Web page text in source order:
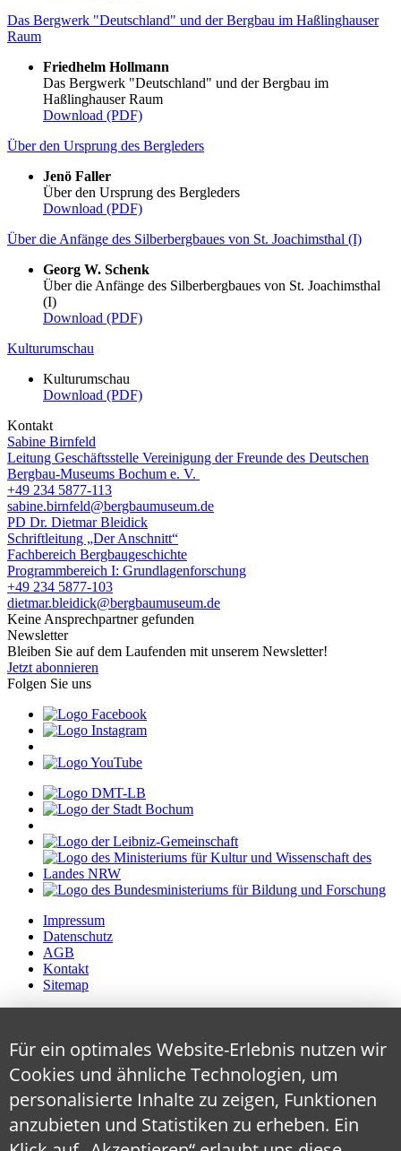
Das Bergwerk "Deutschland" und der Bergbau im Haßlinghauser
Raum
Friedhelm Hollmann
Das Bergwerk "Deutschland" und der Bergbau im
Haßlinghauser Raum
Download (PDF)
Über den Ursprung des Bergleders
Jenö Faller
Über den Ursprung des Bergleders
Download (PDF)
Über die Anfänge des Silberbergbaues von St. Joachimsthal (I)
Georg W. Schenk
Über die Anfänge des Silberbergbaues von St. Joachimsthal
(I)
Download (PDF)
Kulturumschau
Kulturumschau
Download (PDF)
Kontakt
Sabine Birnfeld
Leitung Geschäftsstelle Vereinigung der Freunde des Deutschen
Bergbau-Museums Bochum e. V.
+49 234 5877-113
sabine.birnfeld@bergbaumuseum.de
PD Dr. Dietmar Bleidick
Schriftleitung „Der Anschnitt“
Fachbereich Bergbaugeschichte
Programmbereich I: Grundlagenforschung
+49 234 5877-103
dietmar.bleidick@bergbaumuseum.de
Keine Ansprechpartner gefunden
Newsletter
Bleiben Sie auf dem Laufenden mit unserem Newsletter!
Jetzt abonnieren
Folgen Sie uns
Impressum
Datenschutz
AGB
Kontakt
Sitemap
Für ein optimales Website-Erlebnis nutzen wir
Cookies und ähnliche Technologien, um
personalisierte Inhalte zu zeigen, Funktionen
anzubieten und Statistiken zu erheben. Ein